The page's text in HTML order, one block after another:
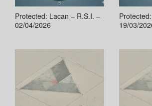
Protected: Lacan – R.S.I. –
02/04/2026
19/03/